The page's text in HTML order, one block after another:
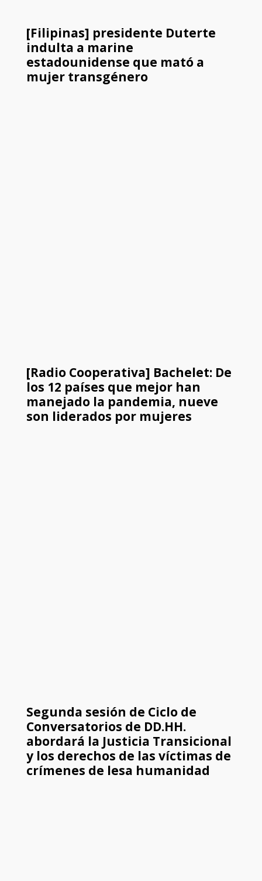
[Filipinas] presidente Duterte
indulta a marine
estadounidense que mató a
mujer transgénero
[Radio Cooperativa] Bachelet: De
los 12 países que mejor han
manejado la pandemia, nueve
son liderados por mujeres
Segunda sesión de Ciclo de
Conversatorios de DD.HH.
abordará la Justicia Transicional
y los derechos de las víctimas de
crímenes de lesa humanidad